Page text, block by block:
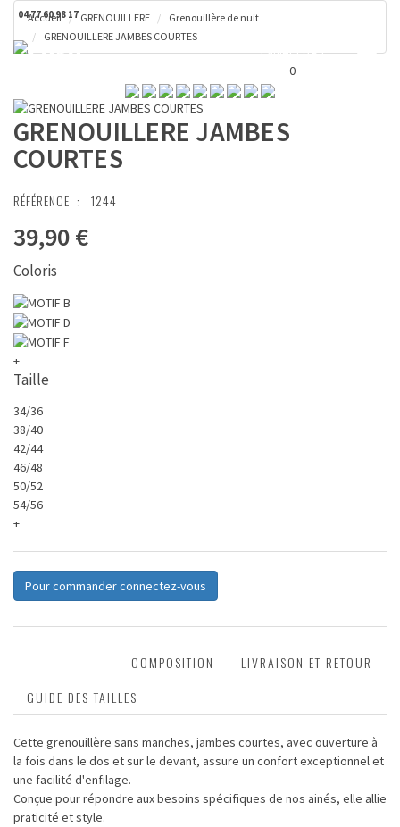
04 77 60 98 17
Panier ( 0 € )
0
Accueil GRENOUILLERE
Grenouillère de nuit
GRENOUILLERE JAMBES COURTES
GRENOUILLERE JAMBES
COURTES
RÉFÉRENCE : 1244
39,90 €
Coloris
+
Taille
34/36
38/40
42/44
46/48
50/52
54/56
+
Pour commander connectez-vous
COMPOSITION
LIVRAISON ET RETOUR
GUIDE DES TAILLES
Cette grenouillère sans manches, jambes courtes, avec ouverture à
la fois dans le dos et sur le devant, assure un confort exceptionnel et
une facilité d'enfilage.
Conçue pour répondre aux besoins spécifiques de nos ainés, elle allie
praticité et style.